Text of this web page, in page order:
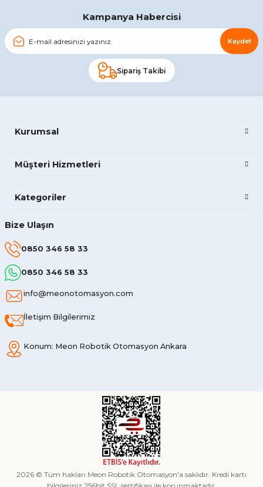
Gönder
Kampanya Habercisi
Kaydet
Sipariş Takibi
Bize Ulaşın
0850 346 58 33
0850 346 58 33
info@meonotomasyon.com
İletişim Bilgilerimiz
Konum: Meon Robotik Otomasyon Ankara
Kurumsal
Müşteri Hizmetleri
Kategoriler
2026 © Tüm hakları Meon Robotik Otomasyon'a saklıdır. Kredi kartı